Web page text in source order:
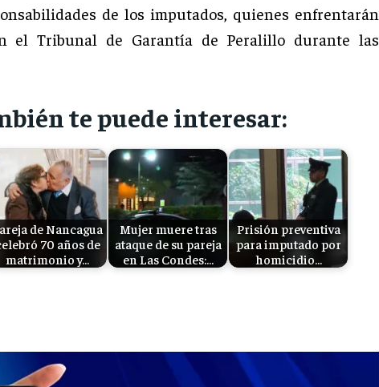
de los imputados, quienes enfrentarán
el Tribunal de Garantía de Peralillo durante las
te puede interesar:
de Nancagua
70 años de
matrimonio y…
Mujer muere tras
ataque de su pareja
en Las Condes:…
Prisión preventiva
para imputado por
homicidio…